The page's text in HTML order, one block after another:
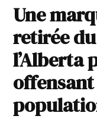
Une
retirée
l’Alberta